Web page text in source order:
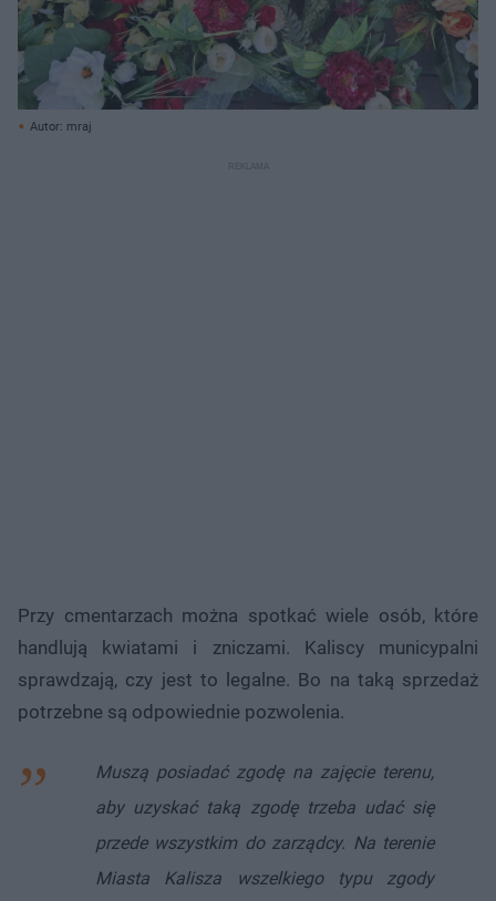
Autor: mraj
Przy cmentarzach można spotkać wiele osób, które
handlują kwiatami i zniczami. Kaliscy municypalni
sprawdzają, czy jest to legalne. Bo na taką sprzedaż
potrzebne są odpowiednie pozwolenia.
Muszą posiadać zgodę na zajęcie terenu,
aby uzyskać taką zgodę trzeba udać się
przede wszystkim do zarządcy. Na terenie
Miasta Kalisza wszelkiego typu zgody